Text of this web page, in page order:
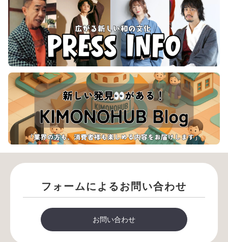
フォームによるお問い合わせ
お問い合わせ